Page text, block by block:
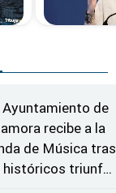
Ayuntamiento de
recibe a la
de Música tras
históricos triunfos